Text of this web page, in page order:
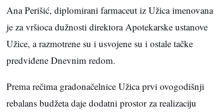
Ana Perišić, diplomirani farmaceut iz Užica imenovana
je za vršioca dužnosti direktora Apotekarske ustanove
Užice, a razmotrene su i usvojene su i ostale tačke
predviđene Dnevnim redom.
Prema rečima gradonačelnice Užica prvi ovogodišnji
rebalans budžeta daje dodatni prostor za realizaciju